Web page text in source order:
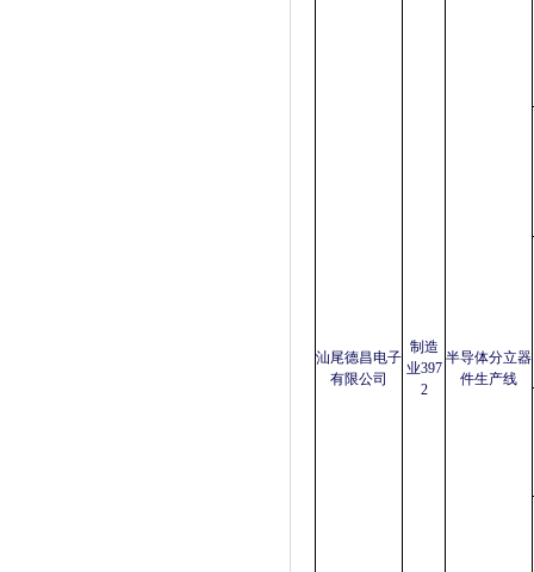
汕尾德昌电子
有限公司
制造
业397
2
半导体分立器
件生产线